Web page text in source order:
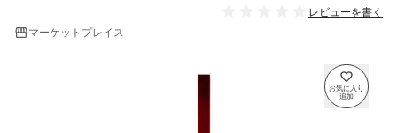
レビューを書く
マーケットプレイス